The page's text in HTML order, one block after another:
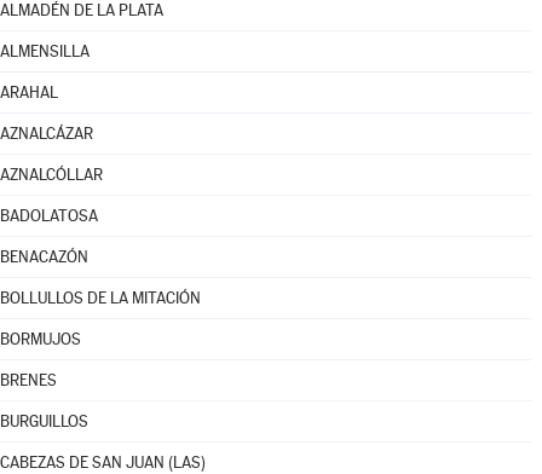
ALMADÉN DE LA PLATA
ALMENSILLA
ARAHAL
AZNALCÁZAR
AZNALCÓLLAR
BADOLATOSA
BENACAZÓN
BOLLULLOS DE LA MITACIÓN
BORMUJOS
BRENES
BURGUILLOS
CABEZAS DE SAN JUAN (LAS)